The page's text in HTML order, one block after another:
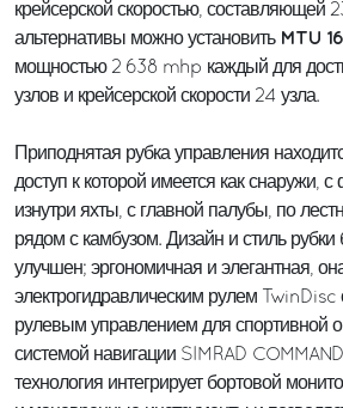
крейсерской скоростью, составляющей
альтернативы можно установить MTU
мощностью 2 638 mhp каждый для
узлов и крейсерской скорости 24 узла.
Приподнятая рубка управления
доступ к которой имеется как снаружи,
изнутри яхты, с главной палубы, по
рядом с камбузом. Дизайн и стиль
улучшен; эргономичная и элегантная,
электрогидравлическим рулем
рулевым управлением для спортивной
системой навигации SIMRAD
технология интегрирует бортовой